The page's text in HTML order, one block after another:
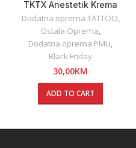
TKTX Anestetik Krema
Dodatna oprema TATTOO,
Ostala Oprema,
Dodatna oprema PMU,
Black Friday
30,00KM
ADD TO CART